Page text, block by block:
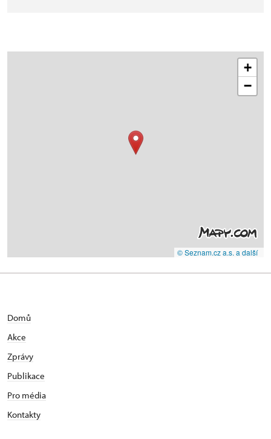
+
−
© Seznam.cz a.s. a další
Domů
Akce
Zprávy
Publikace
Pro média
Kontakty